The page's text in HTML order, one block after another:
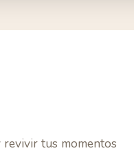
tus momentos